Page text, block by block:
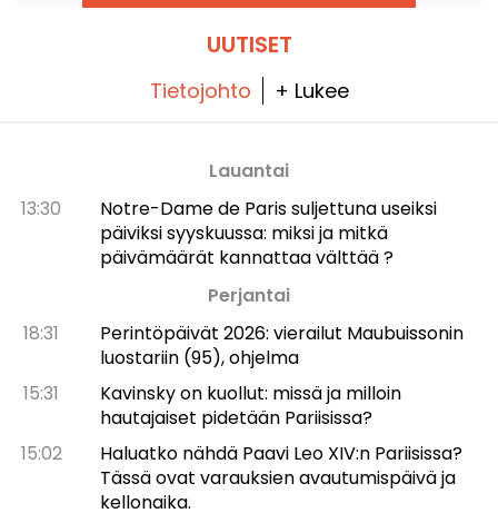
UUTISET
Tietojohto + Lukee
Lauantai
13:30
Notre-Dame de Paris suljettuna useiksi
päiviksi syyskuussa: miksi ja mitkä
päivämäärät kannattaa välttää ?
Perjantai
18:31
Perintöpäivät 2026: vierailut Maubuissonin
luostariin (95), ohjelma
15:31
Kavinsky on kuollut: missä ja milloin
hautajaiset pidetään Pariisissa?
15:02
Haluatko nähdä Paavi Leo XIV:n Pariisissa?
Tässä ovat varauksien avautumispäivä ja
kellonaika.